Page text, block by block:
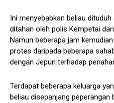
Ini menyebabkan beliau
ditahan oleh polis Kempetai
Namun beberapa jam
protes daripada beberapa
dengan Jepun terhadap
Terdapat beberapa keluarga
beliau disepanjang peperangan